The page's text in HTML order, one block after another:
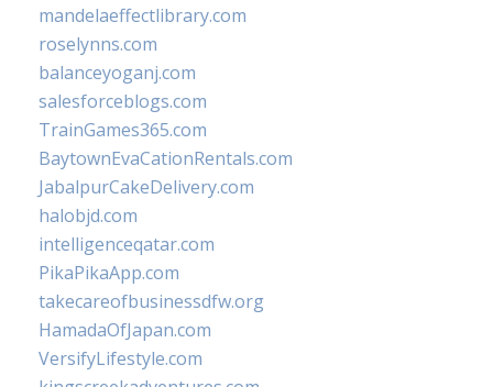
mandelaeffectlibrary.com
roselynns.com
balanceyoganj.com
salesforceblogs.com
TrainGames365.com
BaytownEvaCationRentals.com
JabalpurCakeDelivery.com
halobjd.com
intelligenceqatar.com
PikaPikaApp.com
takecareofbusinessdfw.org
HamadaOfJapan.com
VersifyLifestyle.com